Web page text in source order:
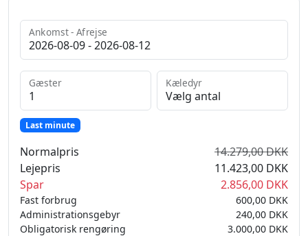
Ankomst - Afrejse
Gæster Kæledyr
Last minute
Normalpris
14.279,00 DKK
Lejepris
11.423,00 DKK
Spar
2.856,00 DKK
600,00 DKK
Fast forbrug
240,00 DKK
Administrationsgebyr
3.000,00 DKK
Obligatorisk rengøring